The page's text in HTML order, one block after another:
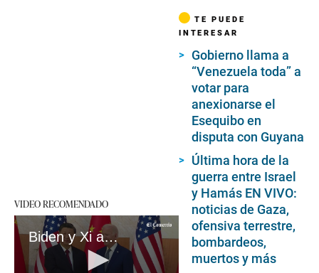
VIDEO RECOMENDADO
Biden y Xi abogan por evitar conflictos entre EEUU y China en su primera cumbre
TE PUEDE
INTERESAR
Gobierno llama a
“Venezuela toda” a
votar para
anexionarse el
Esequibo en
disputa con Guyana
Última hora de la
guerra entre Israel
y Hamás EN VIVO:
noticias de Gaza,
ofensiva terrestre,
bombardeos,
muertos y más